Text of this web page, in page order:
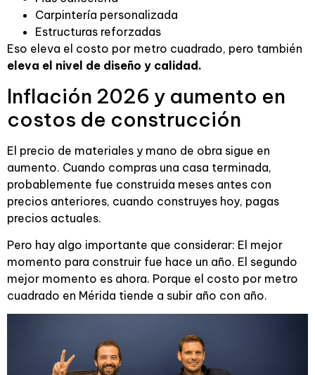
Carpintería personalizada
Estructuras reforzadas
Eso eleva el costo por metro cuadrado, pero también
eleva el nivel de diseño y calidad.
Inflación 2026 y aumento en
costos de construcción
El precio de materiales y mano de obra sigue en
aumento. Cuando compras una casa terminada,
probablemente fue construida meses antes con
precios anteriores, cuando construyes hoy, pagas
precios actuales.
Pero hay algo importante que considerar: El mejor
momento para construir fue hace un año. El segundo
mejor momento es ahora. Porque el costo por metro
cuadrado en Mérida tiende a subir año con año.